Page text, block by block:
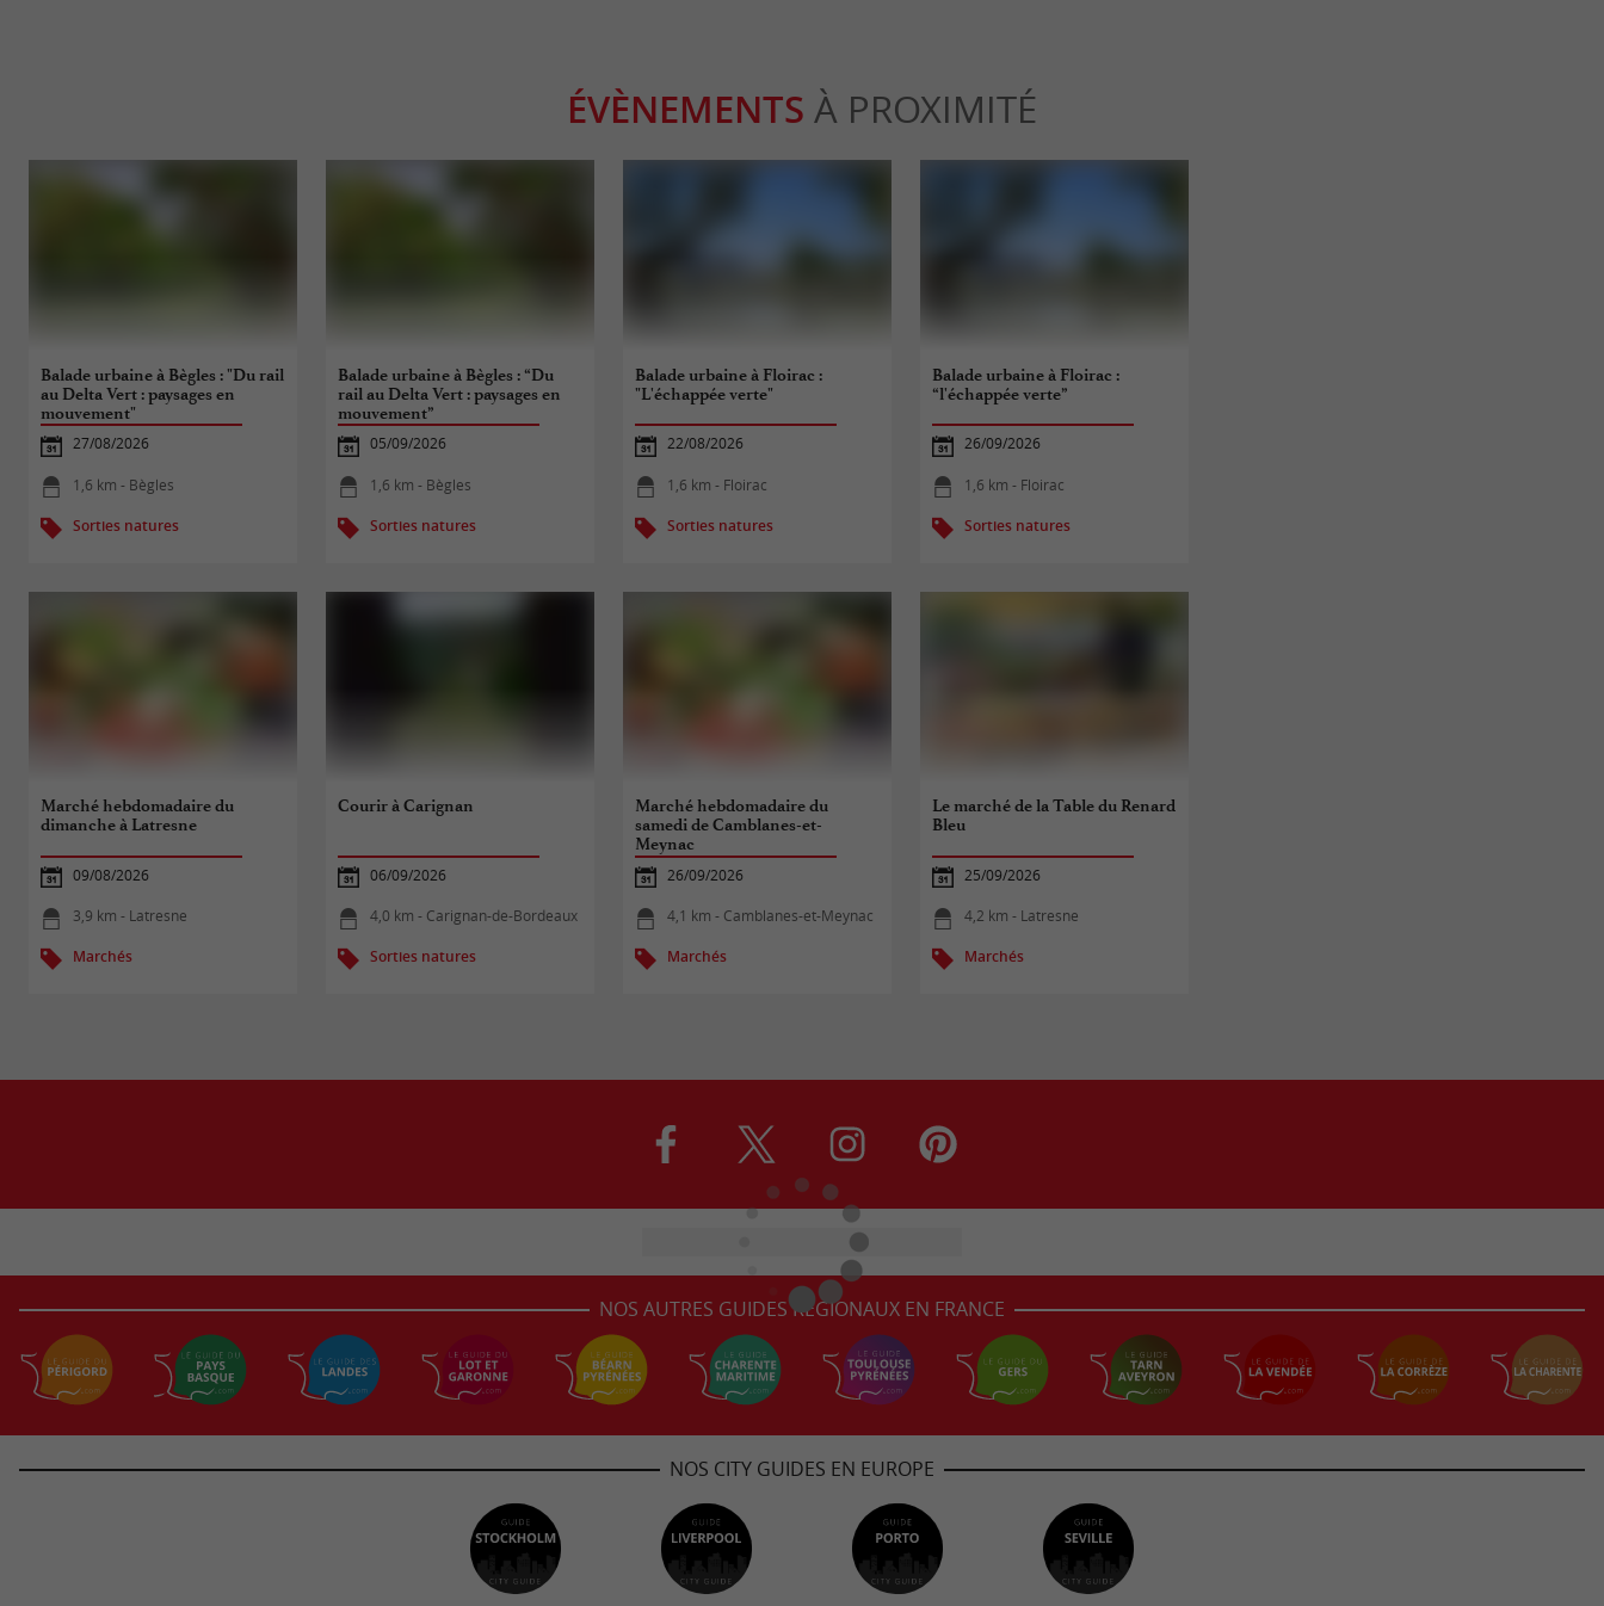
ÉVÈNEMENTS À PROXIMITÉ
Balade urbaine à Bègles : "Du rail
au Delta Vert : paysages en
mouvement"
27/08/2026
1,6 km - Bègles
Sorties natures
Balade urbaine à Bègles : “Du
rail au Delta Vert : paysages en
mouvement”
05/09/2026
1,6 km - Bègles
Sorties natures
Balade urbaine à Floirac :
"L'échappée verte"
22/08/2026
1,6 km - Floirac
Sorties natures
Balade urbaine à Floirac :
“l'échappée verte”
26/09/2026
1,6 km - Floirac
Sorties natures
Marché hebdomadaire du
dimanche à Latresne
09/08/2026
3,9 km - Latresne
Marchés
Courir à Carignan
06/09/2026
4,0 km - Carignan-de-Bordeaux
Sorties natures
Marché hebdomadaire du
samedi de Camblanes-et-
Meynac
26/09/2026
4,1 km - Camblanes-et-Meynac
Marchés
Le marché de la Table du Renard
Bleu
25/09/2026
4,2 km - Latresne
Marchés
NOS AUTRES GUIDES RÉGIONAUX EN FRANCE
NOS CITY GUIDES EN EUROPE